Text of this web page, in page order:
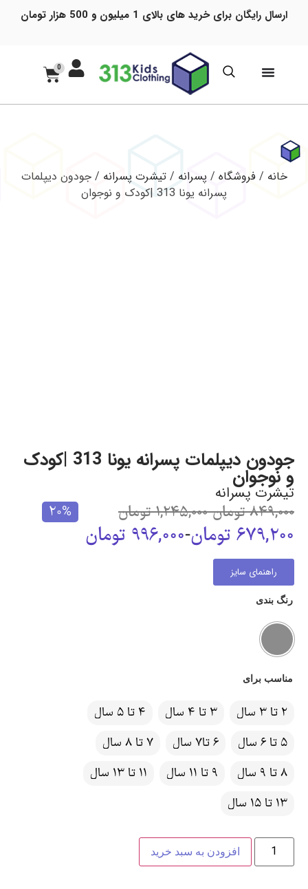
ارسال رایگان برای خرید های بالای 1 میلیون و 500 هزار تومان
0
خانه /فروشگاه / پسرانه /تیشرت پسرانه / جودون دیپلمات
پسرانه یونا 313 |کودک و نوجوان
جودون دیپلمات پسرانه یونا 313 |کودک
و نوجوان
تیشرت پسرانه
849,000 تومان-
1,245,000 تومان
679,200 تومان-
996,000 تومان
20%
راهنمای سایز
رنگ بندی
مناسب برای
2 تا 3 سال 3 تا 4 سال
4 تا 5 سال
5 تا 6 سال
6 تا7 سال
7 تا 8 سال
8 تا 9 سال
9 تا 11 سال
11 تا 13 سال
13 تا 15 سال
افزودن به سبد خرید